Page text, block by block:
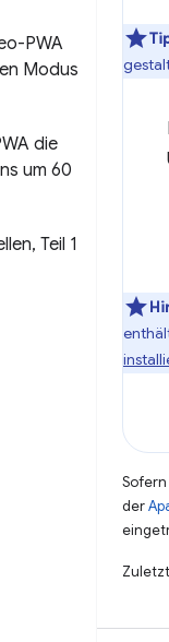
PWA
Modus
die
um 60
, Teil 1
der